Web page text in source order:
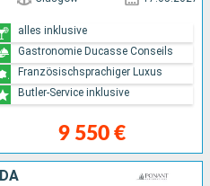
9 550 €
alles inklusive
Gastronomie Ducasse Conseils
Französischsprachiger Luxus
Butler-Service inklusive